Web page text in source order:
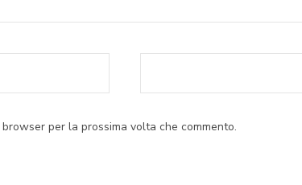
per la prossima volta che commento.